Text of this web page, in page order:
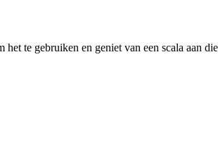
te gebruiken en geniet van een scala aan